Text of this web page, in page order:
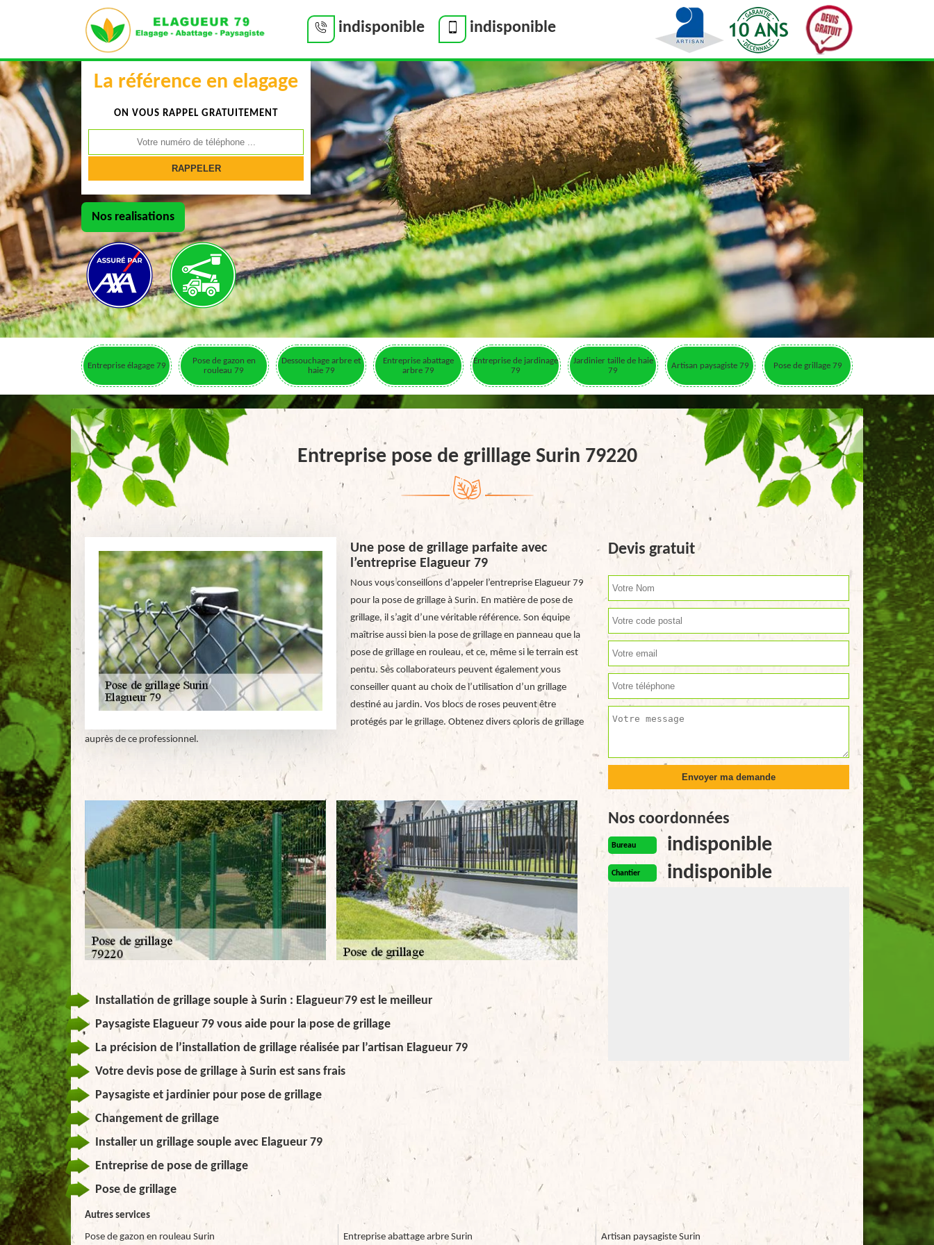
indisponible indisponible
La référence en elagage
ON VOUS RAPPEL GRATUITEMENT
Nos realisations
Entreprise élagage 79
Pose de gazon en
rouleau 79
Dessouchage arbre et
haie 79
Entreprise abattage
arbre 79
Entreprise de jardinage
79
Jardinier taille de haie
79
Artisan paysagiste 79 Pose de grillage 79
Entreprise pose de grilllage Surin 79220
Une pose de grillage parfaite avec
l’entreprise Elagueur 79
Nous vous conseillons d’appeler l’entreprise Elagueur 79
pour la pose de grillage à Surin. En matière de pose de
grillage, il s’agit d’une véritable référence. Son équipe
maîtrise aussi bien la pose de grillage en panneau que la
pose de grillage en rouleau, et ce, même si le terrain est
pentu. Ses collaborateurs peuvent également vous
conseiller quant au choix de l’utilisation d’un grillage
destiné au jardin. Vos blocs de roses peuvent être
protégés par le grillage. Obtenez divers coloris de grillage
auprès de ce professionnel.
Installation de grillage souple à Surin : Elagueur 79 est le meilleur
Paysagiste Elagueur 79 vous aide pour la pose de grillage
La précision de l’installation de grillage réalisée par l’artisan Elagueur 79
Votre devis pose de grillage à Surin est sans frais
Paysagiste et jardinier pour pose de grillage
Changement de grillage
Installer un grillage souple avec Elagueur 79
Entreprise de pose de grillage
Pose de grillage
Devis gratuit
Nos coordonnées
Bureau indisponible
Chantier indisponible
Autres services
Pose de gazon en rouleau Surin Entreprise abattage arbre Surin Artisan paysagiste Surin